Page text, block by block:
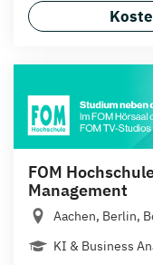
FOM
Management
Aachen, Berlin,
KI & Business